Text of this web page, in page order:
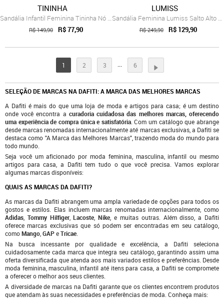
TININHA
Sandália Infantil Feminina Tininha Nó co...
R$ 149,90 R$ 77,90
LUMISS
Sandália Feminina Lumiss Salto Alto Bloc...
R$ 249,90 R$ 129,90
1 2 3 6
SELEÇÃO DE MARCAS NA DAFITI: A MARCA DAS MELHORES MARCAS
A Dafiti é mais do que uma loja de moda e artigos para casa; é um destino
onde você encontra a curadoria cuidadosa das melhores marcas, oferecendo
uma experiência de compra única e satisfatória. Com um catálogo que abrange
desde marcas renomadas internacionalmente até marcas exclusivas, a Dafiti se
destaca como "A Marca das Melhores Marcas", trazendo moda do mundo para
todo mundo.
Seja você um aficionado por moda feminina, masculina, infantil ou mesmo
artigos para casa, a Dafiti tem tudo o que você precisa. Vamos explorar
algumas marcas disponíveis:
QUAIS AS MARCAS DA DAFITI?
As marcas da Dafiti abrangem uma ampla variedade de opções para todos os
gostos e estilos. Elas incluem marcas renomadas internacionalmente, como
Adidas Tommy Hilfiger,Lacoste ,Nike , e muitas outras. Além disso, a Dafiti
oferece marcas exclusivas que só podem ser encontradas em seu catálogo,
comoMango GAPeTricae
Na busca incessante por qualidade e excelência, a Dafiti seleciona
cuidadosamente cada marca que integra seu catálogo, garantindo assim uma
oferta diversificada que atenda aos mais variados estilos e preferências. Desde
moda feminina, masculina, infantil até itens para casa, a Dafiti se compromete
a oferecer o melhor aos seus clientes.
A diversidade de marcas na Dafiti garante que os clientes encontrem produtos
que atendam às suas necessidades e preferências de moda. Conheça mais: